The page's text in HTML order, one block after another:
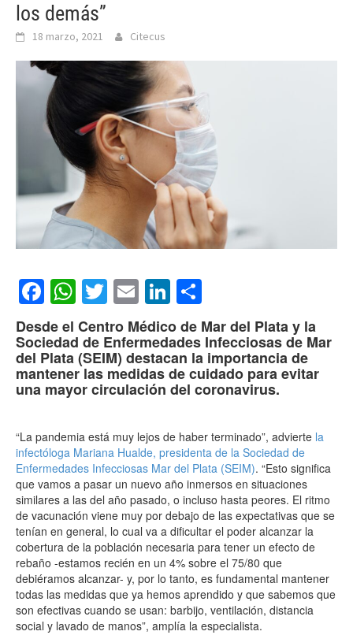
los demás”
18 marzo, 2021 Citecus
Facebook
WhatsApp
Twitter
EmailLinkedIn
Desde el Centro Médico de Mar del Plata y la
Sociedad de Enfermedades Infecciosas de Mar
del Plata (SEIM) destacan la importancia de
mantener las medidas de cuidado para evitar
una mayor circulación del coronavirus.
“La pandemia está muy lejos de haber terminado”, advierte la
infectóloga Mariana Hualde, presidenta de la Sociedad de
Enfermedades Infecciosas Mar del Plata (SEIM). “Esto significa
que vamos a pasar un nuevo año inmersos en situaciones
similares a las del año pasado, o incluso hasta peores. El ritmo
de vacunación viene muy por debajo de las expectativas que se
tenían en general, lo cual va a dificultar el poder alcanzar la
cobertura de la población necesaria para tener un efecto de
rebaño -estamos recién en un 4% sobre el 75/80 que
debiéramos alcanzar- y, por lo tanto, es fundamental mantener
todas las medidas que ya hemos aprendido y que sabemos que
son efectivas cuando se usan: barbijo, ventilación, distancia
social y lavado de manos”, amplía la especialista.